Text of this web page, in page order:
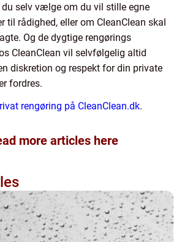
du selv vælge om du vil stille egne
til rådighed, eller om CleanClean skal
Og de dygtige rengørings
CleanClean vil selvfølgelig altid
diskretion og respekt for din private
fordres.
rengøring på CleanClean.dk.
more articles here